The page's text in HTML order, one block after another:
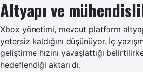
Altyapı ve
Xbox yönetimi, mevcut platform
yetersiz kaldığını düşünüyor. İç
geliştirme hızını yavaşlattığı
hedeflendiği aktarıldı.